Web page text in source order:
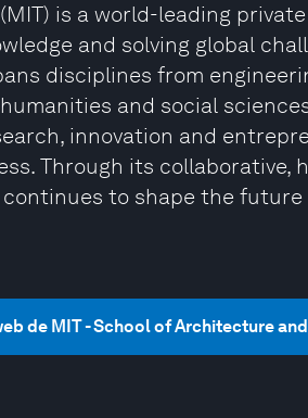
is a world-leading
and solving global
disciplines from
and social
innovation and
Through its collaborative,
continues to shape the
de MIT - School of Architecture